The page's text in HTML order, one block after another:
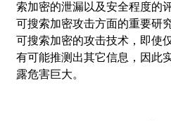
索加密的泄漏以及安全程度的
可搜索加密攻击方面的重要研
可搜索加密的攻击技术，即使
有可能推测出其它信息，因此
露危害巨大。